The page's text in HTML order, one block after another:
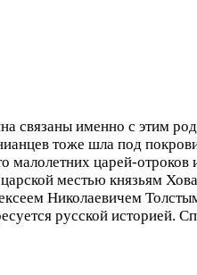
связаны именно с этим
тоже шла под
малолетних царей-
местью князьям
Николаевичем
русской историей.